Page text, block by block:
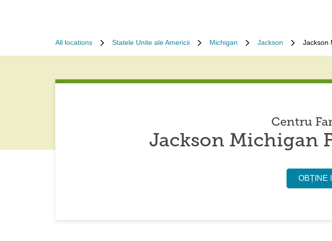
All locations Statele Unite ale Americii Michigan Jackson Jackson
Centru
Jackson Michigan
OBȚINE